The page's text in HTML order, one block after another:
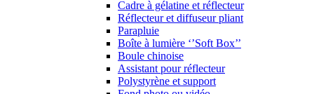
Cadre à gélatine et réflecteur
Réflecteur et diffuseur pliant
Parapluie
Boîte à lumière ‘’Soft Box’’
Boule chinoise
Assistant pour réflecteur
Polystyrène et support